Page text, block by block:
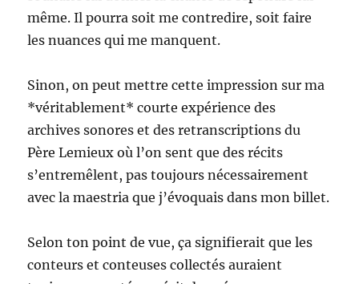
même. Il pourra soit me contredire, soit faire
les nuances qui me manquent.
Sinon, on peut mettre cette impression sur ma
*véritablement* courte expérience des
archives sonores et des retranscriptions du
Père Lemieux où l’on sent que des récits
s’entremêlent, pas toujours nécessairement
avec la maestria que j’évoquais dans mon billet.
Selon ton point de vue, ça signifierait que les
conteurs et conteuses collectés auraient